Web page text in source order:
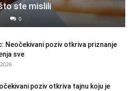
ste mislili
0
Neočekivani poziv otkriva priznanje
sve
poziv otkriva tajnu koju je